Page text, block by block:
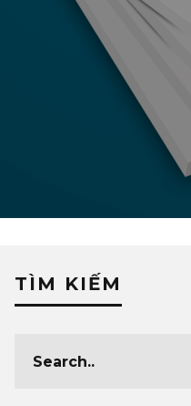
TÌM KIẾM